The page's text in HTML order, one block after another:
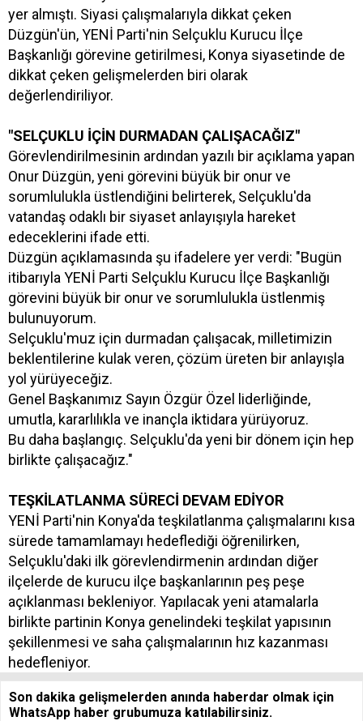
yer almıştı. Siyasi çalışmalarıyla dikkat çeken
Düzgün'ün, YENİ Parti'nin Selçuklu Kurucu İlçe
Başkanlığı görevine getirilmesi, Konya siyasetinde de
dikkat çeken gelişmelerden biri olarak
değerlendiriliyor.
"SELÇUKLU İÇİN DURMADAN ÇALIŞACAĞIZ"
Görevlendirilmesinin ardından yazılı bir açıklama yapan
Onur Düzgün, yeni görevini büyük bir onur ve
sorumlulukla üstlendiğini belirterek, Selçuklu'da
vatandaş odaklı bir siyaset anlayışıyla hareket
edeceklerini ifade etti.
Düzgün açıklamasında şu ifadelere yer verdi: "Bugün
itibarıyla YENİ Parti Selçuklu Kurucu İlçe Başkanlığı
görevini büyük bir onur ve sorumlulukla üstlenmiş
bulunuyorum.
Selçuklu'muz için durmadan çalışacak, milletimizin
beklentilerine kulak veren, çözüm üreten bir anlayışla
yol yürüyeceğiz.
Genel Başkanımız Sayın Özgür Özel liderliğinde,
umutla, kararlılıkla ve inançla iktidara yürüyoruz.
Bu daha başlangıç. Selçuklu'da yeni bir dönem için hep
birlikte çalışacağız."
TEŞKİLATLANMA SÜRECİ DEVAM EDİYOR
YENİ Parti'nin Konya'da teşkilatlanma çalışmalarını kısa
sürede tamamlamayı hedeflediği öğrenilirken,
Selçuklu'daki ilk görevlendirmenin ardından diğer
ilçelerde de kurucu ilçe başkanlarının peş peşe
açıklanması bekleniyor. Yapılacak yeni atamalarla
birlikte partinin Konya genelindeki teşkilat yapısının
şekillenmesi ve saha çalışmalarının hız kazanması
hedefleniyor.
Son dakika gelişmelerden anında haberdar olmak için
WhatsApp haber grubumuza katılabilirsiniz.